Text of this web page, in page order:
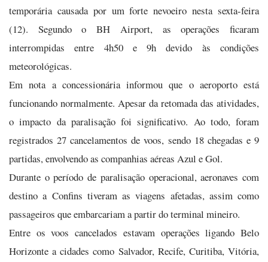
temporária causada por um forte nevoeiro nesta sexta-feira
(12). Segundo o BH Airport, as operações ficaram
interrompidas entre 4h50 e 9h devido às condições
meteorológicas.
Em nota a concessionária informou que o aeroporto está
funcionando normalmente. Apesar da retomada das atividades,
o impacto da paralisação foi significativo. Ao todo, foram
registrados 27 cancelamentos de voos, sendo 18 chegadas e 9
partidas, envolvendo as companhias aéreas Azul e Gol.
Durante o período de paralisação operacional, aeronaves com
destino a Confins tiveram as viagens afetadas, assim como
passageiros que embarcariam a partir do terminal mineiro.
Entre os voos cancelados estavam operações ligando Belo
Horizonte a cidades como Salvador, Recife, Curitiba, Vitória,